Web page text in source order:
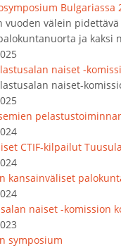
Bulgariassa
vuoden välein
ja kaksi
naiset -
naiset-
CTIF-kilpailut
kansainväliset
naiset -komission
symposium